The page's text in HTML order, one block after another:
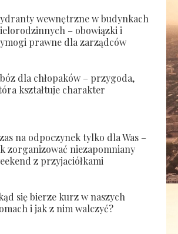
wewnętrzne w budynkach
– obowiązki i
prawne dla zarządców
dla chłopaków – przygoda,
kształtuje charakter
na odpoczynek tylko dla Was –
zorganizować niezapomniany
z przyjaciółkami
się bierze kurz w naszych
i jak z nim walczyć?